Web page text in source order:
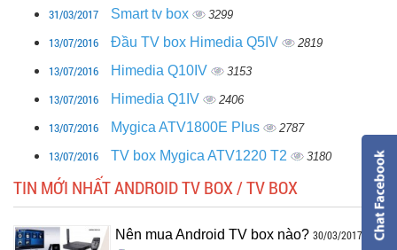
31/03/2017 Smart tv box 3299
13/07/2016 Đầu TV box Himedia Q5IV 2819
13/07/2016 Himedia Q10IV 3153
13/07/2016 Himedia Q1IV 2406
13/07/2016 Mygica ATV1800E Plus 2787
13/07/2016 TV box Mygica ATV1220 T2 3180
TIN MỚI NHẤT ANDROID TV BOX / TV BOX
Nên mua Android TV box nào? 30/03/2017